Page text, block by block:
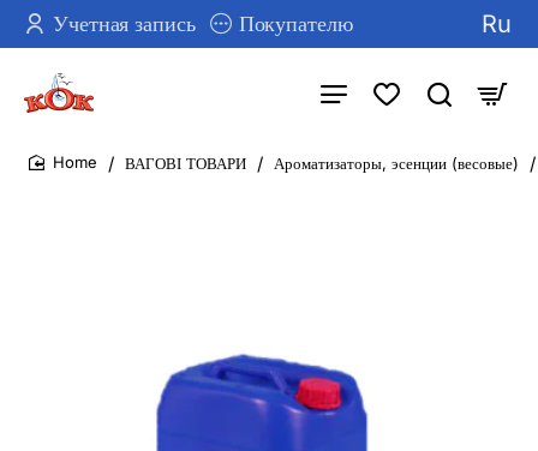
Учетная запись Покупателю Ru
ВАГОВІ ТОВАРИ Ароматизаторы, эсенции (весовые)